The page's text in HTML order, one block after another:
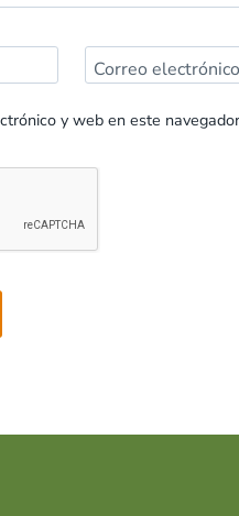
Correo
y web en este